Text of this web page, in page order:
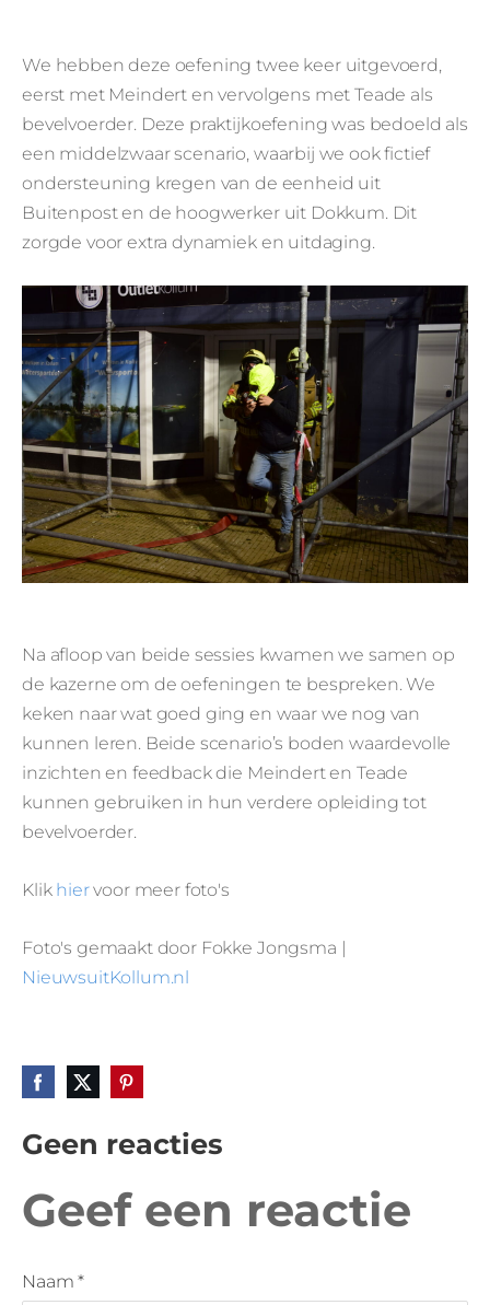
We hebben deze oefening twee keer uitgevoerd,
eerst met Meindert en vervolgens met Teade als
bevelvoerder. Deze praktijkoefening was bedoeld als
een middelzwaar scenario, waarbij we ook fictief
ondersteuning kregen van de eenheid uit
Buitenpost en de hoogwerker uit Dokkum. Dit
zorgde voor extra dynamiek en uitdaging.
Na afloop van beide sessies kwamen we samen op
de kazerne om de oefeningen te bespreken. We
keken naar wat goed ging en waar we nog van
kunnen leren. Beide scenario’s boden waardevolle
inzichten en feedback die Meindert en Teade
kunnen gebruiken in hun verdere opleiding tot
bevelvoerder.
Klik hiervoor meer foto's
Foto's gemaakt door Fokke Jongsma |
NieuwsuitKollum.nl
Geen reacties
Geef een reactie
Naam *